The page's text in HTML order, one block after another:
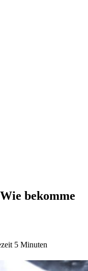
bekomme
5 Minuten